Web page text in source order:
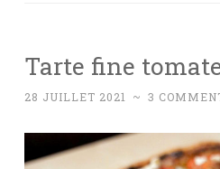
Tarte fine
28 JUILLET 2021 ~ 3